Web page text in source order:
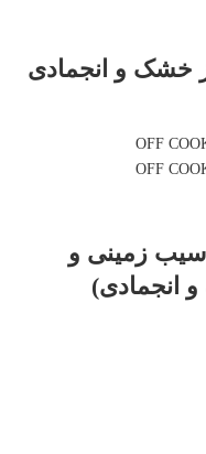
خشک و انجمادی
زمینی و
انجمادی)